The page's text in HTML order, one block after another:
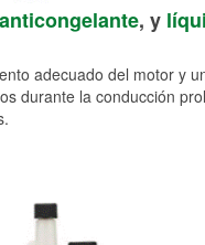
anticongelante, y
adecuado del motor y
durante la conducción